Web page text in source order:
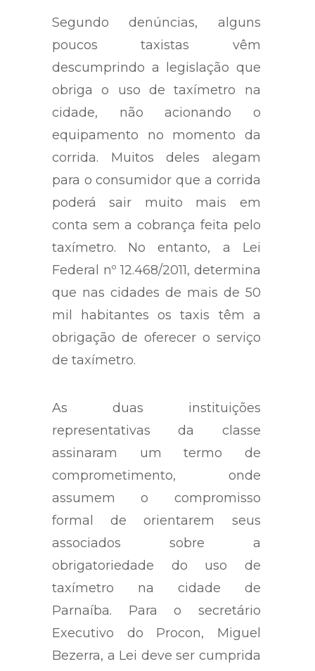
Segundo denúncias, alguns
poucos taxistas vêm
descumprindo a legislação que
obriga o uso de taxímetro na
cidade, não acionando o
equipamento no momento da
corrida. Muitos deles alegam
para o consumidor que a corrida
poderá sair muito mais em
conta sem a cobrança feita pelo
taxímetro. No entanto, a Lei
Federal nº 12.468/2011, determina
que nas cidades de mais de 50
mil habitantes os taxis têm a
obrigação de oferecer o serviço
de taxímetro.
As duas instituições
representativas da classe
assinaram um termo de
comprometimento, onde
assumem o compromisso
formal de orientarem seus
associados sobre a
obrigatoriedade do uso de
taxímetro na cidade de
Parnaíba. Para o secretário
Executivo do Procon, Miguel
Bezerra, a Lei deve ser cumprida